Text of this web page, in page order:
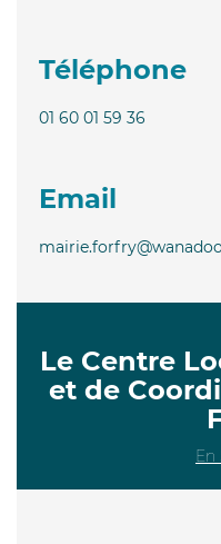
Téléphone
01 60 01 59 36
Email
Le Centre
et de
En